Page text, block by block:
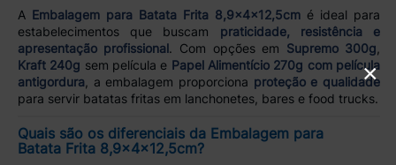
A Embalagem para Batata Frita 8,9x4x12,5cm é ideal para
estabelecimentos que buscam praticidade, resistência e
apresentação profissional . Com opções em Supremo 300g,
Kraft 240g sem película e Papel Alimentício 270g com película
antigordura, a embalagem proporciona proteção e qualidade
para servir batatas fritas em lanchonetes, bares e food trucks.
Quais são os diferenciais da Embalagem para
Batata Frita 8,9x4x12,5cm?
×